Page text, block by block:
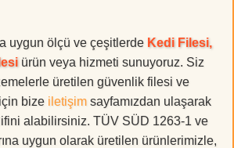
uygun ölçü ve çeşitlerde Kedi Filesi,
ürün veya hizmeti sunuyoruz. Siz
üretilen güvenlik filesi ve
bize iletişim sayfamızdan ulaşarak
alabilirsiniz. TÜV SÜD 1263-1 ve
uygun olarak üretilen ürünlerimizle,